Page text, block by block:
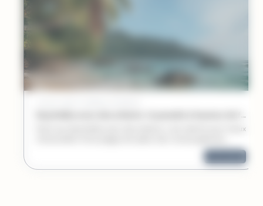
Seychelles avec des enfants : le paradis à hauteur de famille
Partir aux Seychelles avec des enfants, c’est ralentir pour mieux
balades à vélo et premiers poissons observés sous l’eau,
chaque île devient un terrain d’aventure douce. Un voyage à
vivre en famille, au rythme des lagons et des souvenirs qui